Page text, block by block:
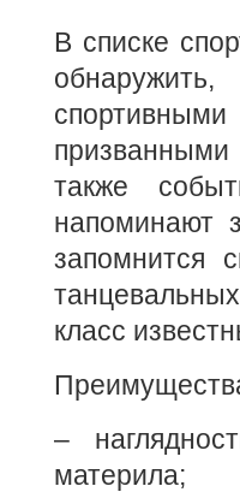
В списке
также
напоминают
запомнится
класс
–
материла;